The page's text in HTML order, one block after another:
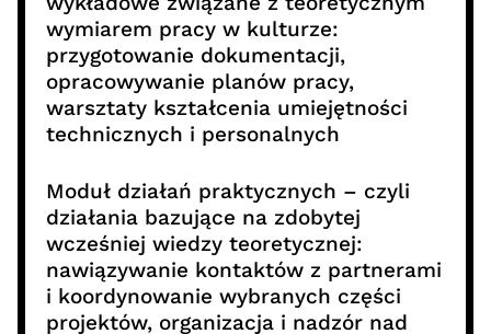
wymiarem pracy w kulturze:
przygotowanie dokumentacji,
opracowywanie planów pracy,
warsztaty kształcenia umiejętności
technicznych i personalnych
Moduł działań praktycznych – czyli
działania bazujące na zdobytej
wcześniej wiedzy teoretycznej:
nawiązywanie kontaktów z partnerami
i koordynowanie wybranych części
projektów, organizacja i nadzór nad